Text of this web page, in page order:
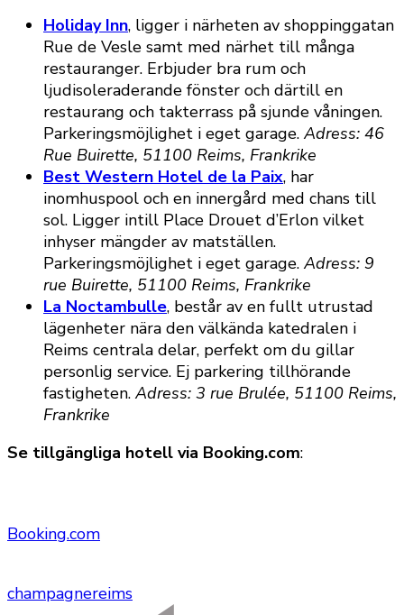
Holiday Inn, ligger i närheten av shoppinggatan
Rue de Vesle samt med närhet till många
restauranger. Erbjuder bra rum och
ljudisoleraderande fönster och därtill en
restaurang och takterrass på sjunde våningen.
Parkeringsmöjlighet i eget garage.Adress: 46
Rue Buirette, 51100 Reims, Frankrike
Best Western Hotel de la Paix, har
inomhuspool och en innergård med chans till
sol. Ligger intill Place Drouet d’Erlon vilket
inhyser mängder av matställen.
Parkeringsmöjlighet i eget garage.Adress: 9
rue Buirette, 51100 Reims, Frankrike
La Noctambulle, består av en fullt utrustad
lägenheter nära den välkända katedralen i
Reims centrala delar, perfekt om du gillar
personlig service. Ej parkering tillhörande
fastigheten.Adress: 3 rue Brulée, 51100 Reims,
Frankrike
Se tillgängliga hotell via Booking.com:
Booking.com
champagnereims